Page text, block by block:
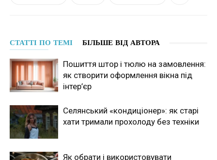
СТАТТІ ПО ТЕМІ БІЛЬШЕ ВІД АВТОРА
Пошиття штор і тюлю на замовлення:
як створити оформлення вікна під
інтер’єр
Селянський «кондиціонер»: як старі
хати тримали прохолоду без техніки
Як обрати і використовувати